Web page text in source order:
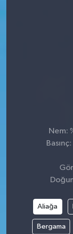
Nem:
Aliağa
Bergama
Magazin
haber ara